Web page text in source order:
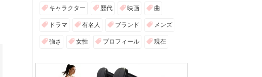
キャラクター 歴代 映画 曲
ドラマ 有名人 ブランド メンズ
強さ 女性 プロフィール 現在